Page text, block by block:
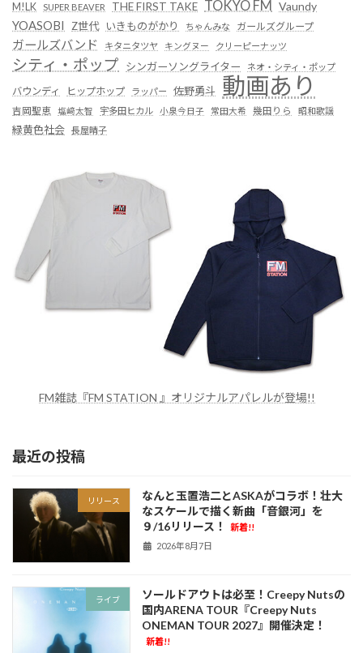
M!LK
SUPER BEAVER THE FIRST TAKE TOKYO FM Vaundy
YOASOBI Z世代 いきものがかり ちゃんみな ガールズグループ
ガールズバンド キタニタツヤ キングヌー クリーピーナッツ
シティ・ポップ シンガーソングライター ネオ・シティ・ポップ
バウンディ ヒップホップ ラッパー 佐野勇斗 動画あり
吉岡聖恵 塩﨑太智 宇多田ヒカル 小泉今日子 常田大希 幾田りら 昭和歌謡
緑黄色社会 長屋晴子
FM雑誌『FM STATION 』オリジナルアパレルが登場!!
最近の投稿
リリース
なんと玉置浩二とASKAがコラボ！壮大
なスケールで描く新曲「音銀河」を
９/16リリース！
新着!!
2026年8月7日
ライブ
ソールドアウトは必至！Creepy Nutsの
国内ARENA TOUR『Creepy Nuts
ONEMAN TOUR 2027』開催決定！
新着!!